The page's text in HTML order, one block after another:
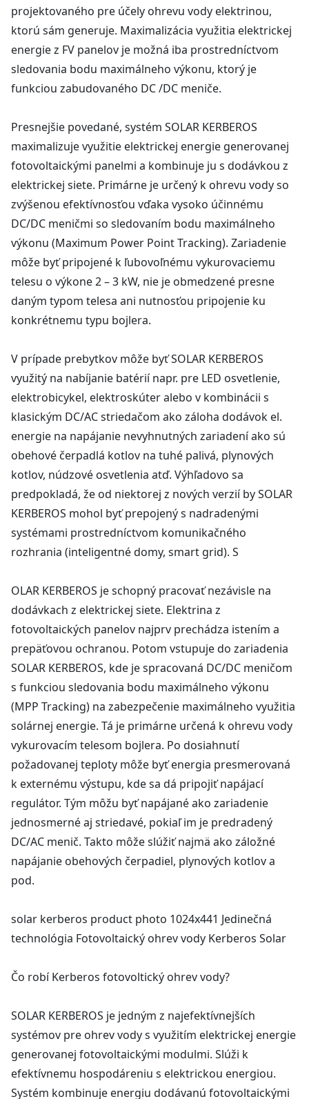
projektovaného pre účely ohrevu vody elektrinou,
ktorú sám generuje. Maximalizácia využitia elektrickej
energie z FV panelov je možná iba prostredníctvom
sledovania bodu maximálneho výkonu, ktorý je
funkciou zabudovaného DC /DC meniče.
Presnejšie povedané, systém SOLAR KERBEROS
maximalizuje využitie elektrickej energie generovanej
fotovoltaickými panelmi a kombinuje ju s dodávkou z
elektrickej siete. Primárne je určený k ohrevu vody so
zvýšenou efektívnosťou vďaka vysoko účinnému
DC/DC meničmi so sledovaním bodu maximálneho
výkonu (Maximum Power Point Tracking). Zariadenie
môže byť pripojené k ľubovoľnému vykurovaciemu
telesu o výkone 2 – 3 kW, nie je obmedzené presne
daným typom telesa ani nutnosťou pripojenie ku
konkrétnemu typu bojlera.
V prípade prebytkov môže byť SOLAR KERBEROS
využitý na nabíjanie batérií napr. pre LED osvetlenie,
elektrobicykel, elektroskúter alebo v kombinácii s
klasickým DC/AC striedačom ako záloha dodávok el.
energie na napájanie nevyhnutných zariadení ako sú
obehové čerpadlá kotlov na tuhé palivá, plynových
kotlov, núdzové osvetlenia atď. Výhľadovo sa
predpokladá, že od niektorej z nových verzií by SOLAR
KERBEROS mohol byť prepojený s nadradenými
systémami prostredníctvom komunikačného
rozhrania (inteligentné domy, smart grid). S
OLAR KERBEROS je schopný pracovať nezávisle na
dodávkach z elektrickej siete. Elektrina z
fotovoltaických panelov najprv prechádza istením a
prepäťovou ochranou. Potom vstupuje do zariadenia
SOLAR KERBEROS, kde je spracovaná DC/DC meničom
s funkciou sledovania bodu maximálneho výkonu
(MPP Tracking) na zabezpečenie maximálneho využitia
solárnej energie. Tá je primárne určená k ohrevu vody
vykurovacím telesom bojlera. Po dosiahnutí
požadovanej teploty môže byť energia presmerovaná
k externému výstupu, kde sa dá pripojiť napájací
regulátor. Tým môžu byť napájané ako zariadenie
jednosmerné aj striedavé, pokiaľ im je predradený
DC/AC menič. Takto môže slúžiť najmä ako záložné
napájanie obehových čerpadiel, plynových kotlov a
pod.
solar kerberos product photo 1024x441 Jedinečná
technológia Fotovoltaický ohrev vody Kerberos Solar
Čo robí Kerberos fotovoltický ohrev vody?
SOLAR KERBEROS je jedným z najefektívnejších
systémov pre ohrev vody s využitím elektrickej energie
generovanej fotovoltaickými modulmi. Slúži k
efektívnemu hospodáreniu s elektrickou energiou.
Systém kombinuje energiu dodávanú fotovoltaickými